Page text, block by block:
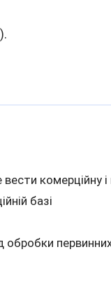
комерційну
базі
первинних